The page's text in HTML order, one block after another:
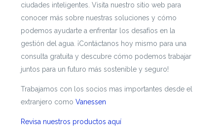
ciudades inteligentes. Visita nuestro sitio web para
conocer más sobre nuestras soluciones y cómo
podemos ayudarte a enfrentar los desafíos en la
gestión del agua. ¡Contáctanos hoy mismo para una
consulta gratuita y descubre cómo podemos trabajar
juntos para un futuro más sostenible y seguro!
Trabajamos con los socios mas importantes desde el
extranjero como Vanessen
Revisa nuestros productos aquí